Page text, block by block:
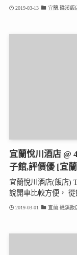
2019-03-13 宜蘭.礁溪飯
宜蘭悅川酒店 @
子館,評價優 [宜
宜蘭悅川酒店(飯店)
說開車比較方便， 從
2019-03-01 宜蘭.礁溪飯